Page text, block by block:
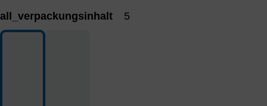
all_verpackungsinhalt 5